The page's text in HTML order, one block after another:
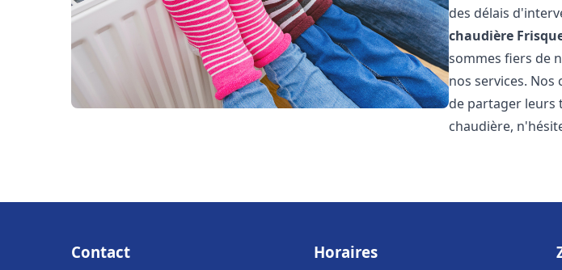
des délais
chaudière
sommes fiers de
nos services.
de partager leurs
chaudière,
Contact Horaires